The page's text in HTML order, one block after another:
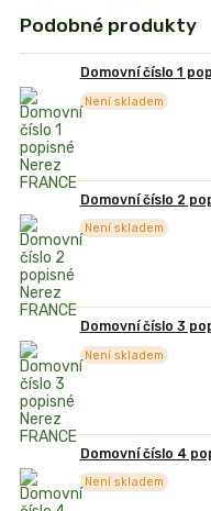
Podobné produkty
Domovní číslo 1
Není skladem
Domovní číslo 2
Není skladem
Domovní číslo 3
Není skladem
Domovní číslo 4
Není skladem